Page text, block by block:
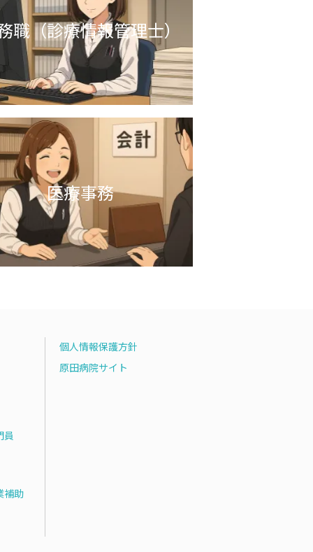
職（診療情報管理士）
医療事務
員
補助
個人情報保護方針
原田病院サイト